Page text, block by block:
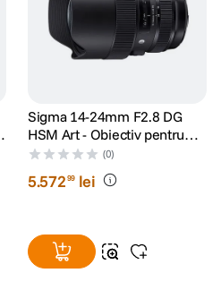
Sigma 14-24mm F2.8 DG
HSM Art - Obiectiv pentru
Nikon FX
(0)
5.57299 lei